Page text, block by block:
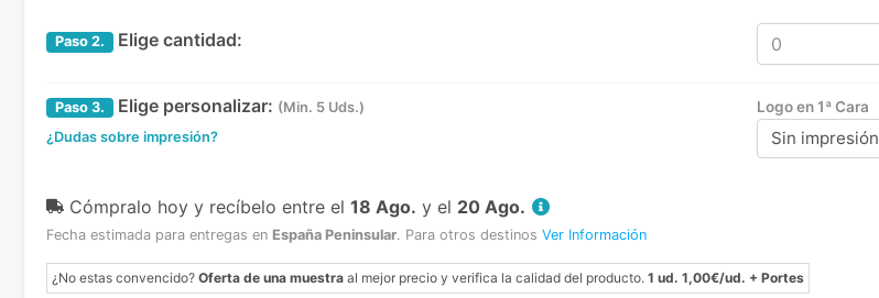
Paso 2. Elige cantidad:
Paso 3. Elige personalizar: (Min. 5 Uds.)
¿Dudas sobre impresión?
Logo en 1ª Cara
Sin impresión
Cómpralo hoy y recíbelo entre el 18 Ago. y el 20 Ago.
Fecha estimada para entregas en España Peninsular. Para otros destinos Ver Información
¿No estas convencido? Oferta de una muestra al mejor precio y verifica la calidad del producto. 1 ud. 1,00€/ud. + Portes